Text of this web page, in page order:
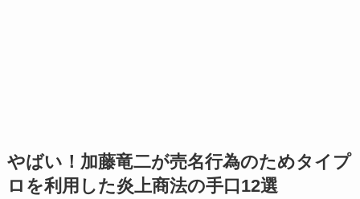
やばい！加藤竜二が売名行為のためタイプ
ロを利用した炎上商法の手口12選